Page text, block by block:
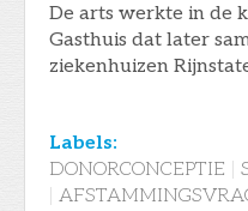
De arts werkte in de
Gasthuis dat later
ziekenhuizen
Labels:
DONORCONCEPTIE